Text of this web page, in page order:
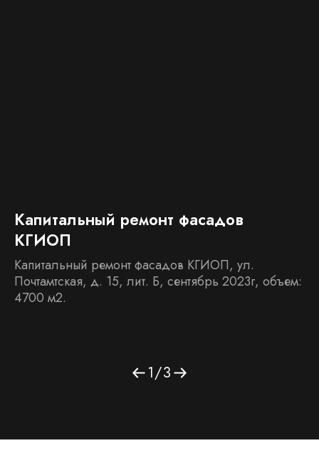
Капитальный ремонт фасадов
КГИОП
Капитальный ремонт фасадов КГИОП, ул.
Почтамтская, д. 15, лит. Б, сентябрь 2023г, объем:
4700 м2.
1/3